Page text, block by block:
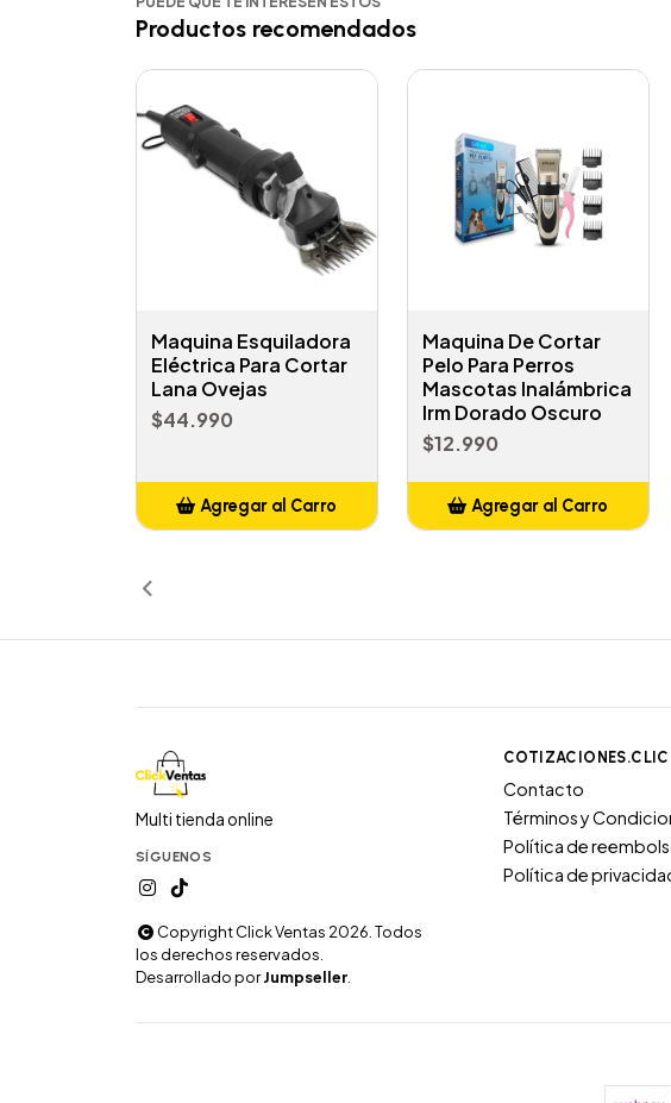
Productos recomendados
Maquina Esquiladora
Eléctrica Para Cortar
Lana Ovejas
$44.990
Agregar al Carro
Maquina De Cortar
Pelo Para Perros
Mascotas Inalámbrica
Irm Dorado Oscuro
$12.990
Agregar al Carro
Multi tienda online
SÍGUENOS
Copyright Click Ventas 2026. Todos
los derechos reservados.
Desarrollado porJumpseller
Contacto
Términos y
Política de
Política de